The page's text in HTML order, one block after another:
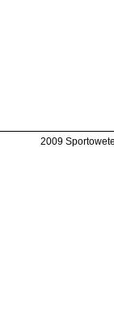
2009